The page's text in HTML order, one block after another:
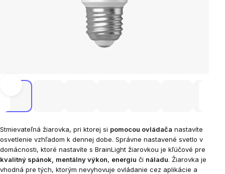
Stmievateľná žiarovka, pri ktorej si pomocou ovládača nastavíte
osvetlenie vzhľadom k dennej dobe. Správne nastavené svetlo v
domácnosti, ktoré nastavíte s BrainLight žiarovkou je kľúčové pre
kvalitný spánok,
mentálny výkon, energiu či náladu. Žiarovka je
vhodná pre tých, ktorým nevyhovuje ovládanie cez aplikácie a